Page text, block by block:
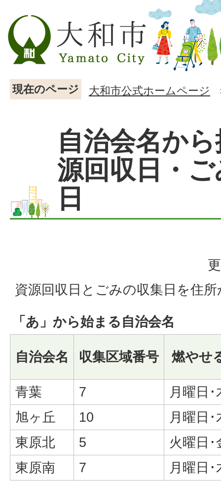
現在のページ 大和市公式ホームページ
自治会名か
源回収日・
日
資源回収日とごみの収集日を住
「あ」から始まる自治会名
自治会名 収集区域番号 燃やせ
青葉 7
月曜日･
旭ヶ丘
10
月曜日･
東原北
5
火曜日･
東原南
7 月曜日･